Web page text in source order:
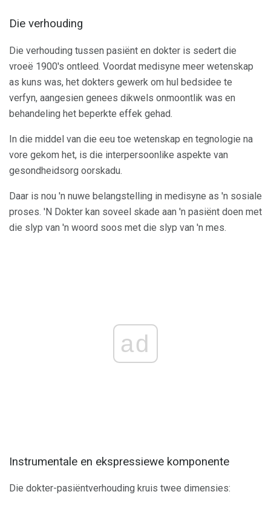
Die verhouding
Die verhouding tussen pasiënt en dokter is sedert die
vroeë 1900's ontleed. Voordat medisyne meer wetenskap
as kuns was, het dokters gewerk om hul bedsidee te
verfyn, aangesien genees dikwels onmoontlik was en
behandeling het beperkte effek gehad.
In die middel van die eeu toe wetenskap en tegnologie na
vore gekom het, is die interpersoonlike aspekte van
gesondheidsorg oorskadu.
Daar is nou 'n nuwe belangstelling in medisyne as 'n sosiale
proses. 'N Dokter kan soveel skade aan 'n pasiënt doen met
die slyp van 'n woord soos met die slyp van 'n mes.
ad
Instrumentale en ekspressiewe komponente
Die dokter-pasiëntverhouding kruis twee dimensies: